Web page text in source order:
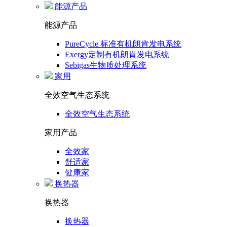
能源产品
能源产品
PureCycle 标准有机朗肯发电系统
Exergy定制有机朗肯发电系统
Sebigas生物质处理系统
家用
全效空气生态系统
全效空气生态系统
家用产品
全效家
舒适家
健康家
换热器
换热器
换热器